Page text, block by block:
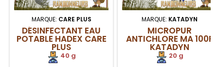
MARQUE: CARE PLUS
DÉSINFECTANT EAU
POTABLE HADEX CARE
PLUS
40 g
MARQUE: KATADYN
MICROPUR
ANTICHLORE MA 100F
KATADYN
20 g